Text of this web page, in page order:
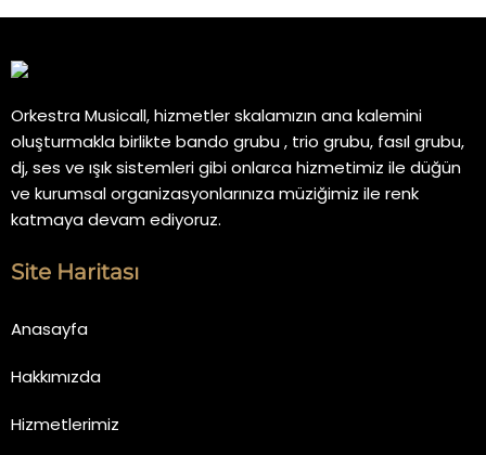
Orkestra Musicall, hizmetler skalamızın ana kalemini
oluşturmakla birlikte bando grubu , trio grubu, fasıl grubu,
dj, ses ve ışık sistemleri gibi onlarca hizmetimiz ile düğün
ve kurumsal organizasyonlarınıza müziğimiz ile renk
katmaya devam ediyoruz.
Site Haritası
Anasayfa
Hakkımızda
Hizmetlerimiz